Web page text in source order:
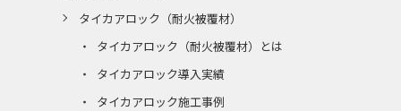
タイカアロック（耐火被覆材）
タイカアロック（耐火被覆材）とは
タイカアロック導入実績
タイカアロック施工事例